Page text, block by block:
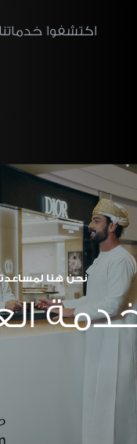
اكتشفوا
نحن هنا